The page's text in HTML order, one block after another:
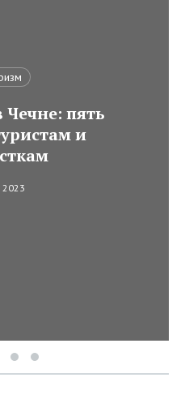
Чечне: пять
и
2023